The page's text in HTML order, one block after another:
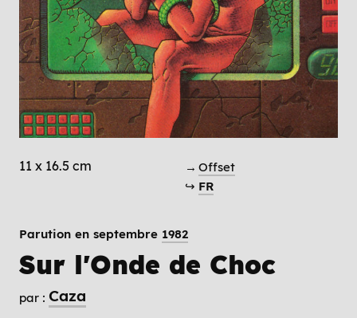
11 x 16.5 cm → Offset
↪ FR
Parution en septembre 1982
Sur l'Onde de Choc
par : Caza